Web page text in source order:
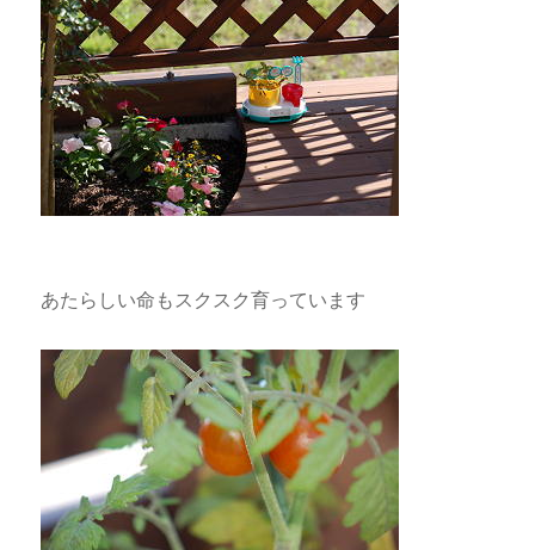
あたらしい命もスクスク育っています